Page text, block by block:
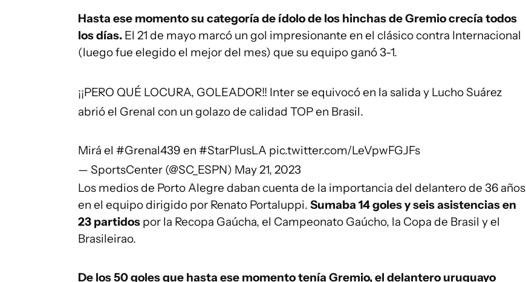
Hasta ese momento su categoría de ídolo de los hinchas de Gremio crecía todos
los días. El 21 de mayo marcó un gol impresionante en el clásico contra Internacional
(luego fue elegido el mejor del mes) que su equipo ganó 3-1.
¡¡PERO QUÉ LOCURA, GOLEADOR!! Inter se equivocó en la salida y Lucho Suárez
abrió el Grenal con un golazo de calidad TOP en Brasil.
Mirá el #Grenal439 en #StarPlusLA pic.twitter.com/LeVpwFGJFs
— SportsCenter (@SC_ESPN) May 21, 2023
Los medios de Porto Alegre daban cuenta de la importancia del delantero de 36 años
en el equipo dirigido por Renato Portaluppi. Sumaba 14 goles y seis asistencias en
23 partidos por la Recopa Gaúcha, el Campeonato Gaúcho, la Copa de Brasil y el
Brasileirao.
De los 50 goles que hasta ese momento tenía Gremio, el delantero uruguayo